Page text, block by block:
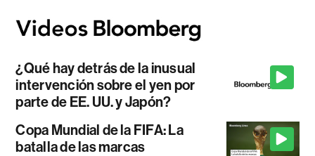
¿Qué hay detrás de la inusual
intervención sobre el yen por
parte de EE. UU. y Japón?
Copa Mundial de la FIFA: La
batalla de las marcas